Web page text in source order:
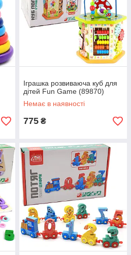
Іграшка розвиваюча куб для
дітей Fun Game (89870)
Немає в наявності
775 ₴